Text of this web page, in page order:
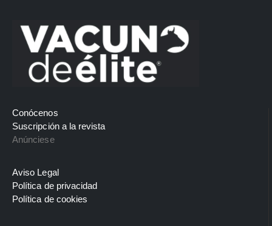
Conócenos
Suscripción a la revista
Anúnciese
Aviso Legal
Política de privacidad
Política de cookies